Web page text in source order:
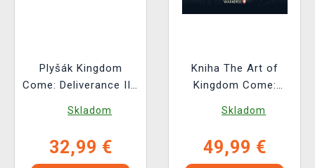
Plyšák Kingdom
Come: Deliverance II -
Skladom
32,99 €
Kniha The Art of
Kingdom Come:
Skladom
49,99 €